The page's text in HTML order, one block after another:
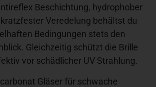
Beschichtung, hydrophober
Veredelung behältst du
Bedingungen stets den
Gleichzeitig schützt die Brille
vor schädlicher UV Strahlung.
Gläser für schwache